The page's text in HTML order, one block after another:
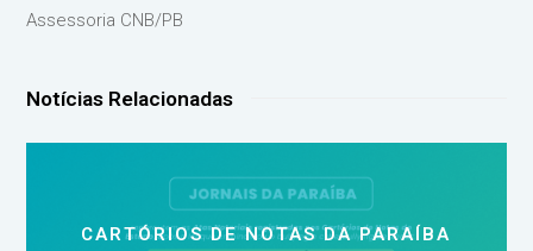
Assessoria CNB/PB
Notícias Relacionadas
CARTÓRIOS DE NOTAS DA PARAÍBA